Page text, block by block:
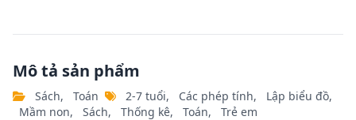
Mô tả sản phẩm
Sách, Toán 2-7 tuổi, Các phép tính, Lập biểu đồ,
Mầm non, Sách, Thống kê, Toán, Trẻ em